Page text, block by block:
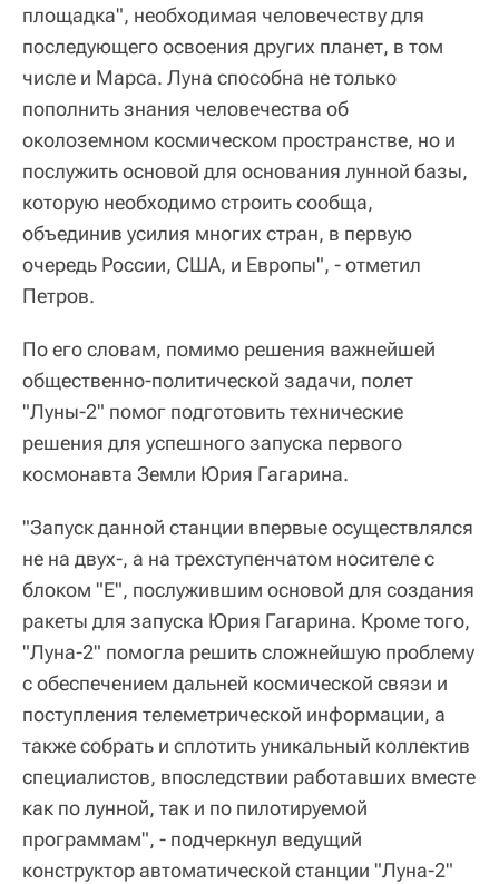
площадка", необходимая человечеству для
последующего освоения других планет, в том
числе и Марса. Луна способна не только
пополнить знания человечества об
околоземном космическом пространстве, но и
послужить основой для основания лунной базы,
которую необходимо строить сообща,
объединив усилия многих стран, в первую
очередь России, США, и Европы", - отметил
Петров.
По его словам, помимо решения важнейшей
общественно-политической задачи, полет
"Луны-2" помог подготовить технические
решения для успешного запуска первого
космонавта Земли Юрия Гагарина.
"Запуск данной станции впервые осуществлялся
не на двух-, а на трехступенчатом носителе с
блоком "Е", послужившим основой для создания
ракеты для запуска Юрия Гагарина. Кроме того,
"Луна-2" помогла решить сложнейшую проблему
с обеспечением дальней космической связи и
поступления телеметрической информации, а
также собрать и сплотить уникальный коллектив
специалистов, впоследствии работавших вместе
как по лунной, так и по пилотируемой
программам", - подчеркнул ведущий
конструктор автоматической станции "Луна-2"